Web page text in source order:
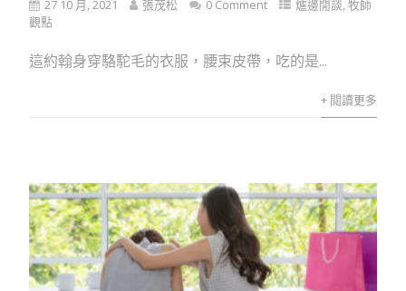
27 10 月, 2021 張茂松 0 Comment 爐邊閒談,牧師
觀點
這約翰身穿駱駝毛的衣服，腰束皮帶，吃的是...
+ 閱讀更多